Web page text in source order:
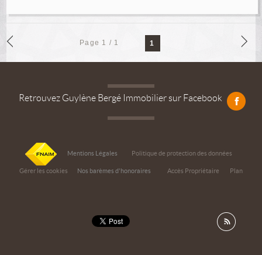
Page 1 / 1 1
Retrouvez Guylène Bergé Immobilier sur Facebook
Mentions Légales Politique de protection des données
Gérer les cookies Nos barèmes d'honoraires Accès Propriétaire Plan